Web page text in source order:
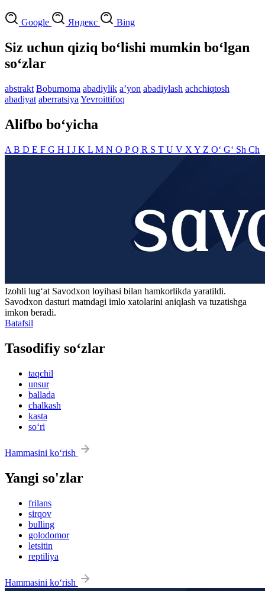
Google Яндекс Bing
Siz uchun qiziq bo‘lishi mumkin bo‘lgan
so‘zlar
abstrakt Boburnoma abadiylik aʼyon abadiylash achchiqtosh
abadiyat aberratsiya Yevroittifoq
Alifbo bo‘yicha
A B D E F G H I J K L M N O PQ R S T U V X Y Z O‘ G‘ Sh Ch
Izohli lugʻat Savodxon loyihasi bilan hamkorlikda yaratildi.
Savodxon dasturi matndagi imlo xatolarini aniqlash va tuzatishga
imkon beradi.
Batafsil
Tasodifiy so‘zlar
taqchil
unsur
ballada
chalkash
kasta
so‘ri
Hammasini ko‘rish
Yangi so'zlar
frilans
sirqov
bulling
golodomor
letsitin
reptiliya
Hammasini ko‘rish